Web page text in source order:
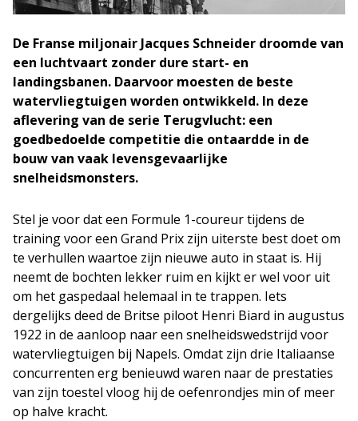
De Franse miljonair Jacques Schneider droomde van
een luchtvaart zonder dure start- en
landingsbanen. Daarvoor moesten de beste
watervliegtuigen worden ontwikkeld. In deze
aflevering van de serie Terugvlucht: een
goedbedoelde competitie die ontaardde in de
bouw van vaak levensgevaarlijke
snelheidsmonsters.
Stel je voor dat een Formule 1-coureur tijdens de
training voor een Grand Prix zijn uiterste best doet om
te verhullen waartoe zijn nieuwe auto in staat is. Hij
neemt de bochten lekker ruim en kijkt er wel voor uit
om het gaspedaal helemaal in te trappen. Iets
dergelijks deed de Britse piloot Henri Biard in augustus
1922 in de aanloop naar een snelheidswedstrijd voor
watervliegtuigen bij Napels. Omdat zijn drie Italiaanse
concurrenten erg benieuwd waren naar de prestaties
van zijn toestel vloog hij de oefenrondjes min of meer
op halve kracht.